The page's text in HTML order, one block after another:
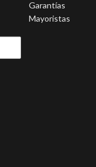
Garantías
Mayoristas